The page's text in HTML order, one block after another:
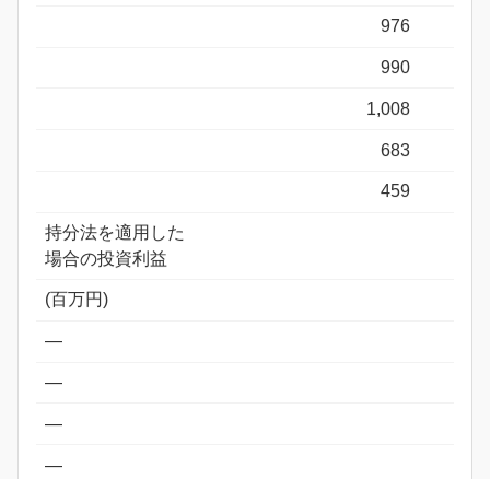
976
990
1,008
683
459
持分法を適用した
場合の投資利益
(百万円)
―
―
―
―